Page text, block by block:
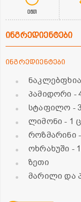
0წთ
ინგრედიენტები
ინგრედიენტები
პამიდორი -
სტაფილო -
ლიმონი- 1
როზმარინი
ოხრახუში -
ზეთი
მარილი და